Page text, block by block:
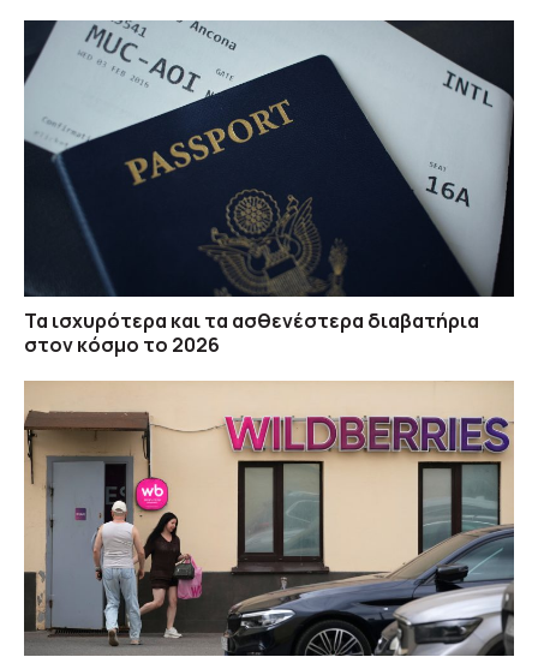
Τα ισχυρότερα και τα ασθενέστερα διαβατήρια
στον κόσμο το 2026